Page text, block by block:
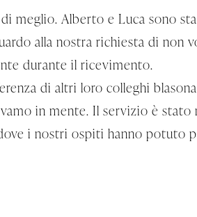
meglio. Alberto e Luca sono
alla nostra richiesta di non
durante il ricevimento.
di altri loro colleghi
in mente. Il servizio è
i nostri ospiti hanno potuto